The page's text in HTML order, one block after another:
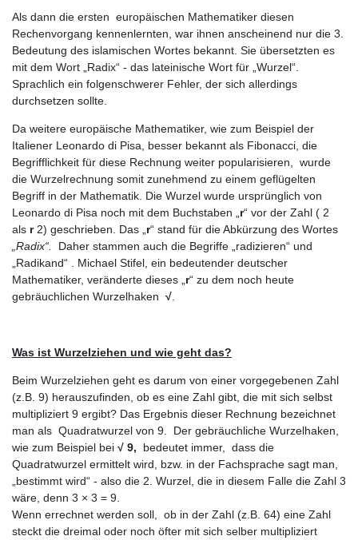
Als dann die ersten europäischen Mathematiker diesen
Rechenvorgang kennenlernten, war ihnen anscheinend nur die 3.
Bedeutung des islamischen Wortes bekannt. Sie übersetzten es
mit dem Wort „Radix“ - das lateinische Wort für „Wurzel“.
Sprachlich ein folgenschwerer Fehler, der sich allerdings
durchsetzen sollte.
Da weitere europäische Mathematiker, wie zum Beispiel der
Italiener Leonardo di Pisa, besser bekannt als Fibonacci, die
Begrifflichkeit für diese Rechnung weiter popularisieren, wurde
die Wurzelrechnung somit zunehmend zu einem geflügelten
Begriff in der Mathematik. Die Wurzel wurde ursprünglich von
Leonardo di Pisa noch mit dem Buchstaben „ r“ vor der Zahl ( 2
als r 2) geschrieben. Das „ r“ stand für die Abkürzung des Wortes
„Radix“.
Daher stammen auch die Begriffe „radizieren“ und
„Radikand“ . Michael Stifel, ein bedeutender deutscher
Mathematiker, veränderte dieses „ r“ zu dem noch heute
gebräuchlichen Wurzelhaken √
Was ist Wurzelziehen und wie geht das?
Beim Wurzelziehen geht es darum von einer vorgegebenen Zahl
(z.B. 9) herauszufinden, ob es eine Zahl gibt, die mit sich selbst
multipliziert 9 ergibt? Das Ergebnis dieser Rechnung bezeichnet
man als Quadratwurzel von 9. Der gebräuchliche Wurzelhaken,
wie zum Beispiel bei √ 9, bedeutet immer, dass die
Quadratwurzel ermittelt wird, bzw. in der Fachsprache sagt man,
„bestimmt wird“ - also die 2. Wurzel, die in diesem Falle die Zahl 3
wäre, denn 3 × 3 = 9.
Wenn errechnet werden soll, ob in der Zahl (z.B. 64) eine Zahl
steckt die dreimal oder noch öfter mit sich selber multipliziert